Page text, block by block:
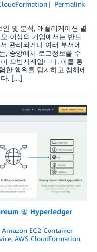
Permalink
및 분석, 애플리케이션 별
이상의 기업에서는 반드
관리되거나 여러 부서에
, 중앙에서 로그정보를 수
모범사례입니다. 이를 통
한 행위를 탐지하고 침해에
다. […]
및 Hyperledger
Amazon EC2 Container
, AWS CloudFormation,